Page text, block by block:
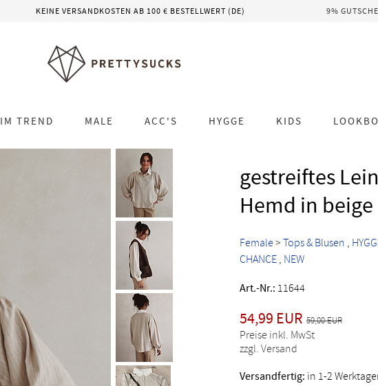
KEINE VERSANDKOSTEN AB 100 € BESTELLWERT (DE) 9%
IM TREND MALE ACC'S HYGGE KIDS
gestreiftes
Hemd in beige
Female> Tops & Blusen
CHANCE NEW
Art.-Nr.: 11644
54,99 EUR 59,00 EUR
Preise inkl. MwSt
zzgl. Versand
Versandfertig: in 1-2